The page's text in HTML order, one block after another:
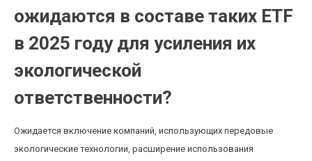
ожидаются в составе таких ETF
в 2025 году для усиления их
экологической
ответственности?
Ожидается включение компаний, использующих передовые
экологические технологии, расширение использования